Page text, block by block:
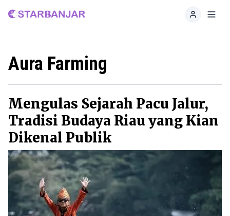
Home
Aura Farming
Mengulas Sejarah Pacu Jalur,
Tradisi Budaya Riau yang Kian
Dikenal Publik